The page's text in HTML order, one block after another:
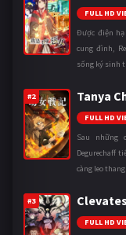
FULL HD
Được điện
cung đình,
sống ký sinh
#2 Tanya
FULL HD
Sau những
Degurechaff
càng leo
#3
FULL HD